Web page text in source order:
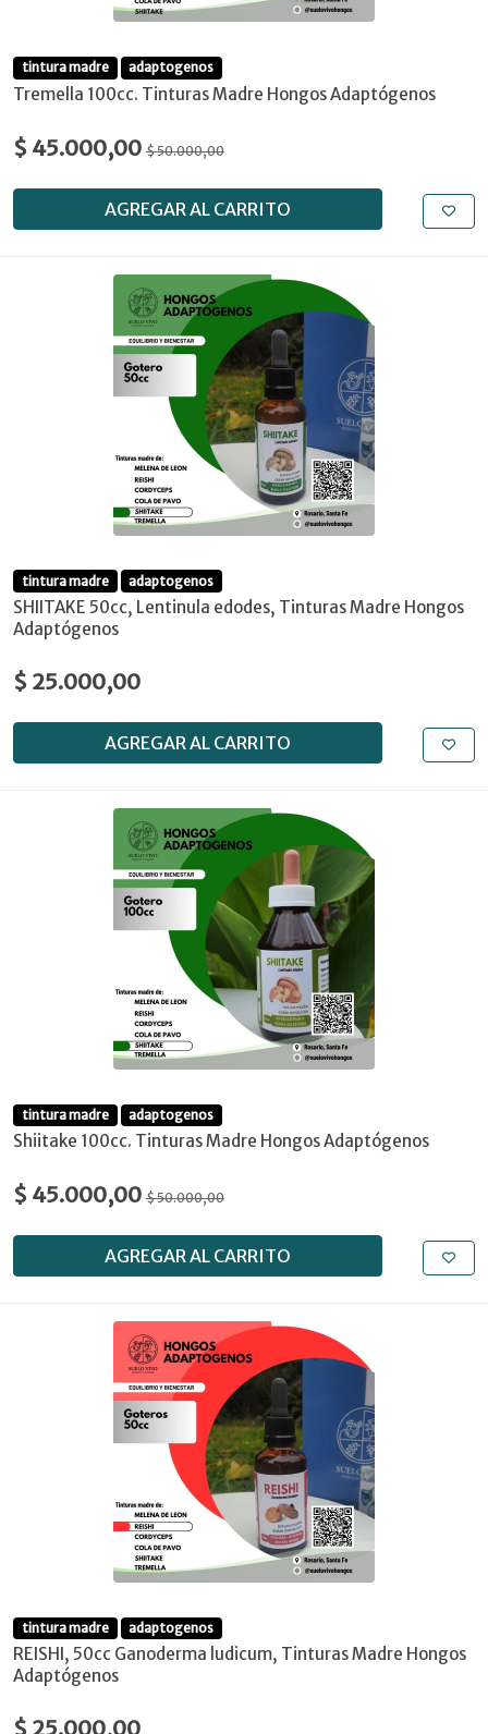
tintura madre adaptogenos
Tremella 100cc. Tinturas Madre Hongos Adaptógenos
$ 45.000,00 $ 50.000,00
AGREGAR AL CARRITO
tintura madre adaptogenos
SHIITAKE 50cc, Lentinula edodes, Tinturas Madre Hongos
Adaptógenos
$ 25.000,00
AGREGAR AL CARRITO
tintura madre adaptogenos
Shiitake 100cc. Tinturas Madre Hongos Adaptógenos
$ 45.000,00 $ 50.000,00
AGREGAR AL CARRITO
tintura madre adaptogenos
REISHI, 50cc Ganoderma ludicum, Tinturas Madre Hongos
Adaptógenos
$ 25.000,00